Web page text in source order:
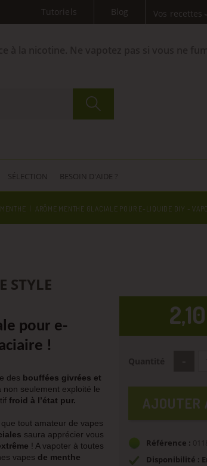
Tutoriels Blog Vos recettes expand_more
SÉLECTION BESOIN D'AIDE ?
ARÔME MENTHE GLACIALE POUR E-LIQUIDE DIY -
STYLE
pour e-
!
des bouffées givrées et
non seulement exploité le
froid à l’état pur.
que tout amateur de vapes
saura apprécier vous
! A vapoter à toutes
vapes de menthe
AJOUTER
Référence :
0118
Disponibilité :